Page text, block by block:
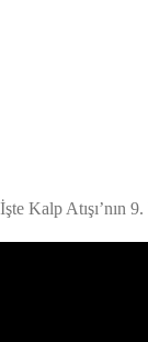
İşte Kalp Atışı’nın